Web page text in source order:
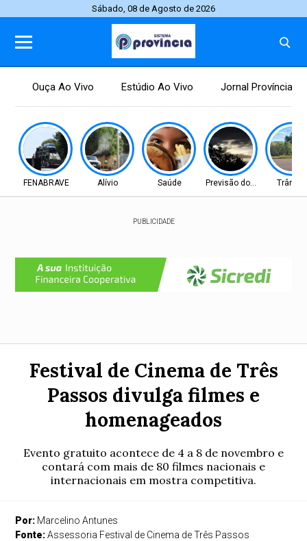
Sábado, 08 de Agosto de 2026
Ouça Ao Vivo Estúdio Ao Vivo Jornal Província
FENABRAVE Alívio Saúde Previsão do tempo
PUBLICIDADE
Festival de Cinema de Três
Passos divulga filmes e
homenageados
Evento gratuito acontece de 4 a 8 de novembro e
contará com mais de 80 filmes nacionais e
internacionais em mostra competitiva.
Por: Marcelino Antunes
Fonte:Assessoria Festival de Cinema de Três Passos